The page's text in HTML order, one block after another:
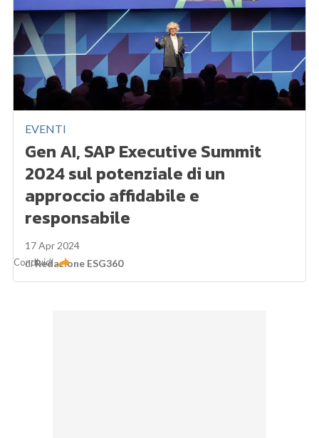
EVENTI
Gen AI, SAP Executive Summit
2024 sul potenziale di un
approccio affidabile e
responsabile
17 Apr 2024
diRedazione ESG360
Condividi